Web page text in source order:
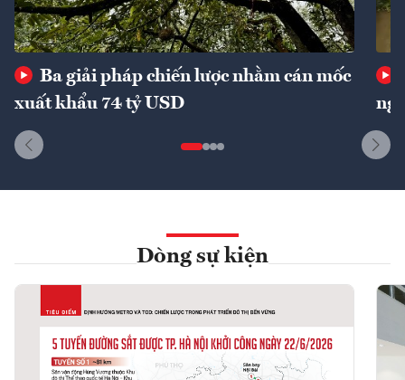
Ba giải pháp chiến lược nhằm cán mốc
xuất khẩu 74 tỷ USD
Dòng sự kiện